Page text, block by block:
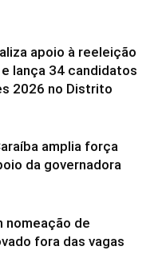
apoio à reeleição
lança 34 candidatos
2026 no Distrito
amplia força
da governadora
nomeação de
fora das vagas